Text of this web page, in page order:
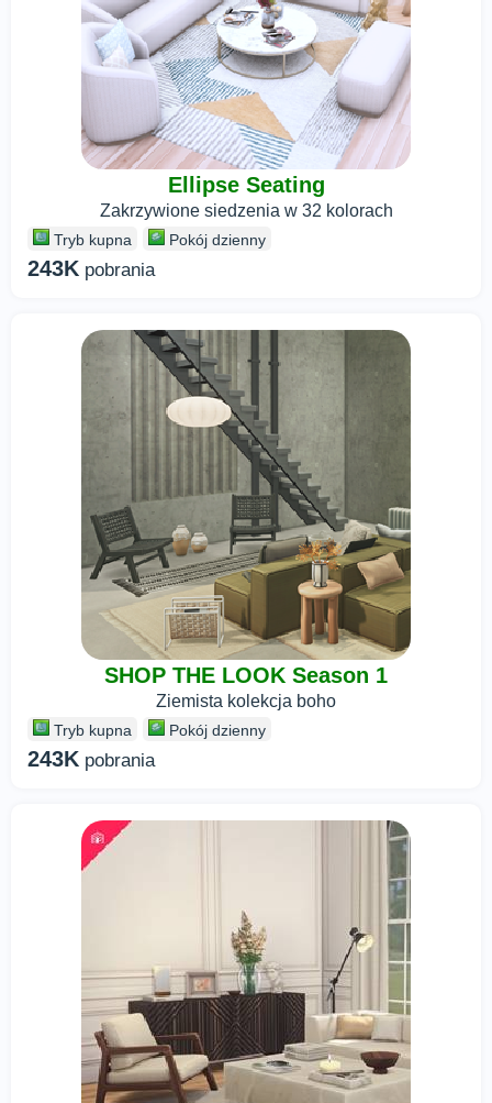
Ellipse Seating
Zakrzywione siedzenia w 32 kolorach
Tryb kupna Pokój dzienny
243K pobrania
SHOP THE LOOK Season 1
Ziemista kolekcja boho
Tryb kupna Pokój dzienny
243K pobrania